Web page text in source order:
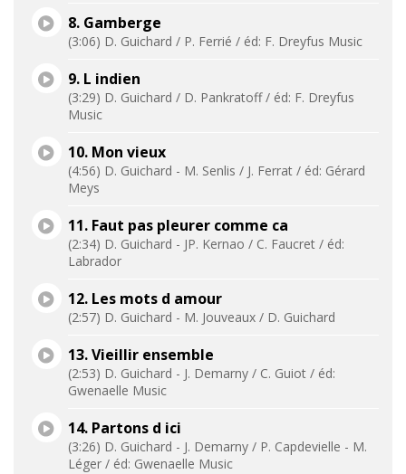
8. Gamberge
(3:06) D. Guichard / P. Ferrié / éd: F. Dreyfus Music
9. L indien
(3:29) D. Guichard / D. Pankratoff / éd: F. Dreyfus
Music
10. Mon vieux
(4:56) D. Guichard - M. Senlis / J. Ferrat / éd: Gérard
Meys
11. Faut pas pleurer comme ca
(2:34) D. Guichard - JP. Kernao / C. Faucret / éd:
Labrador
12. Les mots d amour
(2:57) D. Guichard - M. Jouveaux / D. Guichard
13. Vieillir ensemble
(2:53) D. Guichard - J. Demarny / C. Guiot / éd:
Gwenaelle Music
14. Partons d ici
(3:26) D. Guichard - J. Demarny / P. Capdevielle - M.
Léger / éd: Gwenaelle Music